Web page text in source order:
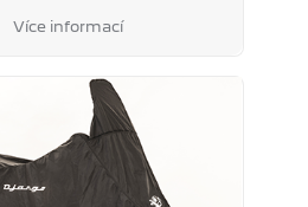
Více informací